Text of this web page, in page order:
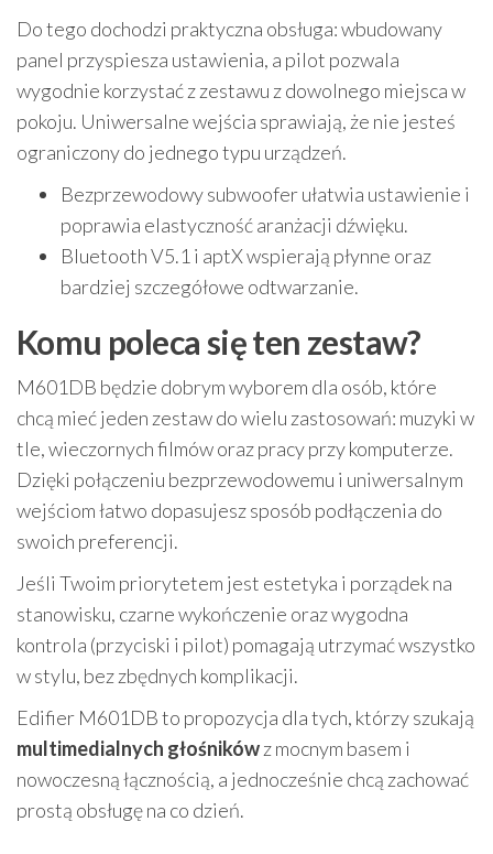
Do tego dochodzi praktyczna obsługa: wbudowany
panel przyspiesza ustawienia, a pilot pozwala
wygodnie korzystać z zestawu z dowolnego miejsca w
pokoju. Uniwersalne wejścia sprawiają, że nie jesteś
ograniczony do jednego typu urządzeń.
Bezprzewodowy subwoofer ułatwia ustawienie i
poprawia elastyczność aranżacji dźwięku.
Bluetooth V5.1 i aptX wspierają płynne oraz
bardziej szczegółowe odtwarzanie.
Komu poleca się ten zestaw?
M601DB będzie dobrym wyborem dla osób, które
chcą mieć jeden zestaw do wielu zastosowań: muzyki w
tle, wieczornych filmów oraz pracy przy komputerze.
Dzięki połączeniu bezprzewodowemu i uniwersalnym
wejściom łatwo dopasujesz sposób podłączenia do
swoich preferencji.
Jeśli Twoim priorytetem jest estetyka i porządek na
stanowisku, czarne wykończenie oraz wygodna
kontrola (przyciski i pilot) pomagają utrzymać wszystko
w stylu, bez zbędnych komplikacji.
Edifier M601DB to propozycja dla tych, którzy szukają
multimedialnych głośnikówz mocnym basem i
nowoczesną łącznością, a jednocześnie chcą zachować
prostą obsługę na co dzień.